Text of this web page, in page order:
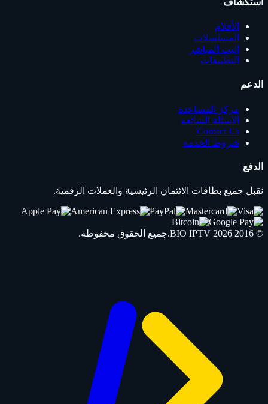
الأفلام
المسلسلات
البث المباشر
التطبيقات
الدعم
مركز المساعدة
الأسئلة الشائعة
Contact Us
شروط الخدمة
الدفع
نقبل جميع بطاقات الائتمان الرئيسية والعملات الرقمية.
© 2016 2026
BIO IPTV .جميع الحقوق محفوظة.